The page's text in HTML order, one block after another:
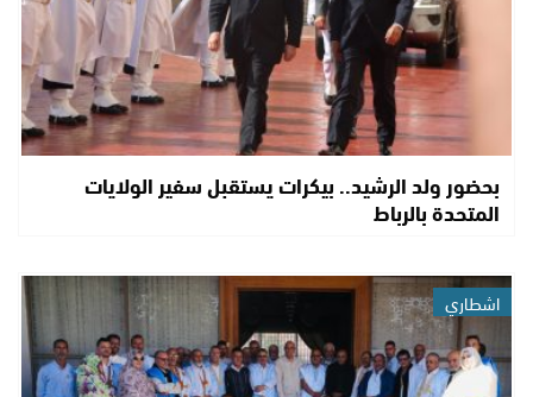
بحضور ولد الرشيد.. بيكرات يستقبل سفير الولايات
المتحدة بالرباط
اشطاري